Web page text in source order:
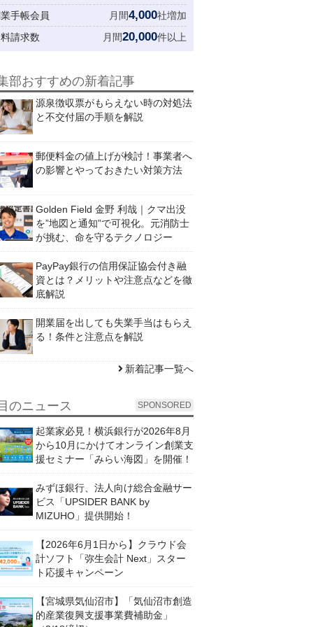
手帳会員 月間4,000社増加
請求数
月間20,000件以上
部おすすめの新着記事
源泉徴収票がもらえない時の対処法
と不交付届の手順を解説
郵便料金の値上げが検討！事業者へ
の影響とやっておきたい対策方法
Golden Field 金野 利哉｜クマ出没
を”地図と通知”で可視化。元消防士
が挑む、命を守るテクノロジー
PayPay銀行の信用保証協会付き融
資とは？メリットや注意点などを徹
底解説
開業届を出しても失業手当はもらえ
る！条件と注意点を解説
新着記事一覧へ
のニュース SPONSORED
起業家必見！横浜銀行が2026年8月
から10月にかけてオンライン創業支
援セミナー「みらい海図」を開催！
みずほ銀行、法人向け総合金融サー
ビス「UPSIDER BANK by
MIZUHO」提供開始！
【2026年6月1日から】クラウド会
計ソフト「弥生会計 Next」スター
ト応援キャンペーン
【宮城県気仙沼市】「気仙沼市創造
的産業復興支援事業費補助金」